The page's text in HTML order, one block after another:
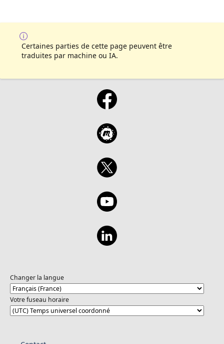
Certaines parties de cette page peuvent être
traduites par machine ou IA.
Changer la langue
Votre fuseau horaire